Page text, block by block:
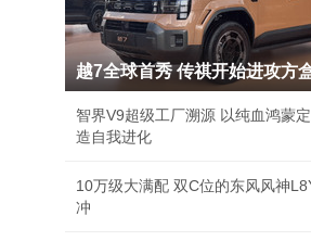
越7全球首秀 传祺开始进攻方
智界V9超级工厂溯源 以纯血鸿蒙
造自我进化
10万级大满配 双C位的东风风神
冲